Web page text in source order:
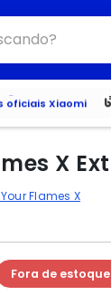
oficiais Xiaomi
X
Flames X
Fora de estoque